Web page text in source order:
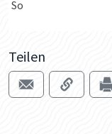
So
Teilen